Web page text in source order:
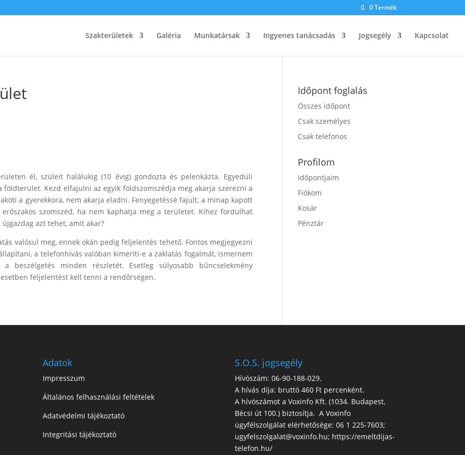
0 Termék
Szakterületek Galéria Munkatársak Ingyenes tanácsadás Jogsegély Kapcsolat
él, szüleit halálukig (10 évig) gondozta és pelenkázta. Egyedüli
Kezd elfajulni az egyik földszomszédja meg akarja szerezni a
a gyerekkora, nem akarja eladni. Fenyegetéssé fajult, a minap kapott
szomszéd, ha nem kaphatja meg a területet. Kihez fordulhat
azt tehet, amit akar?
valósul meg, ennek okán pedig feljelentés tehető. Fontos megjegyezni
a telefonhívás valóban kimeríti-e a zaklatás fogalmát, ismernem
beszélgetés minden részletét. Esetleg súlyosabb bűncselekmény
feljelentést kell tenni a rendőrségen.
Időpont foglalás
Összes időpont
Csak személyes
Csak telefonos
Profilom
Időpontjaim
Fiókom
Kosár
Pénztár
Adatok
Impresszum
Általános felhasználási feltételek
Adatvédelmi tájékoztató
Integritási tájékoztató
S.O.S. jogsegély
Hívószám: 06-90-188-029.
A hívás díja: bruttó 460 Ft percenként.
A hívószámot a Voxinfo Kft. (1034. Budapest,
Bécsi út 100.) biztosítja. A Voxinfo
ügyfélszolgálat elérhetősége: 06 1 225-7603;
ugyfelszolgalat@voxinfo.hu; https://emeltdijas-
telefon.hu/